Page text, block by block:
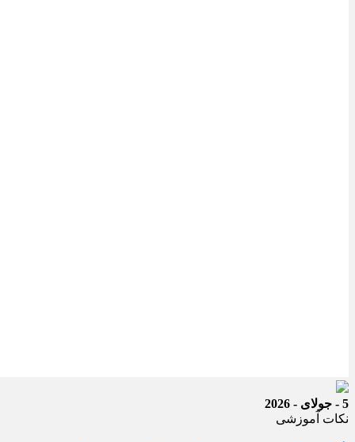
5 - جولای - 2026
نکات آموزشی